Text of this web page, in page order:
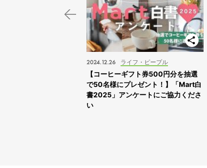
ライフ・ピープル
2024.12.26
【コーヒーギフト券500円分を抽選
で50名様にプレゼント！】「Mart白
書2025」アンケートにご協力くださ
い